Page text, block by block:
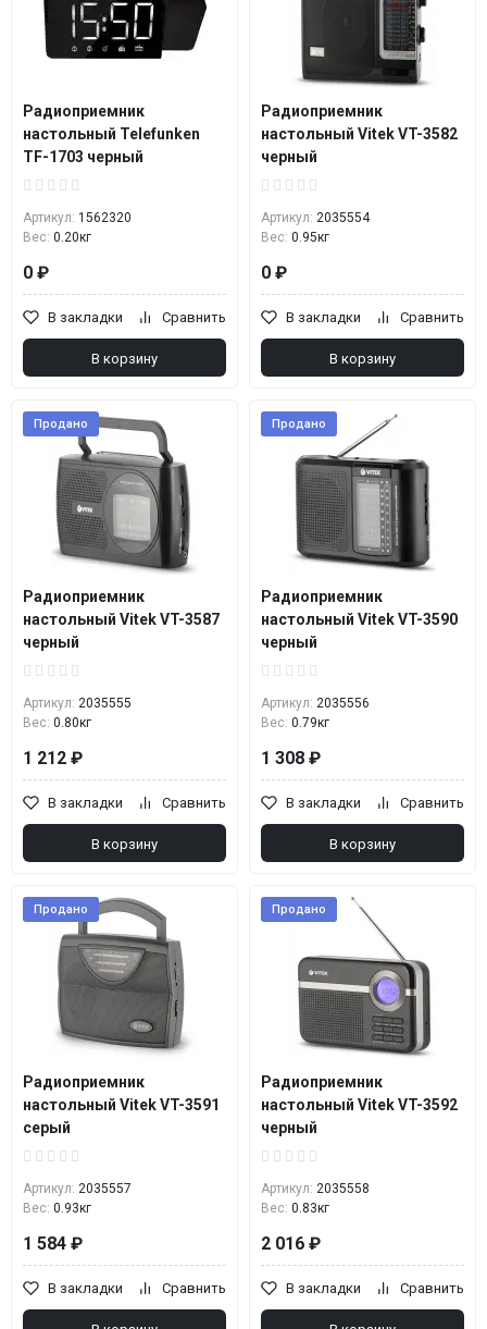
Радиоприемник
настольный Telefunken
TF-1703 черный
Артикул: 1562320
Вес: 0.20кг
0 ₽
В закладки Сравнить
В корзину
Радиоприемник
настольный Vitek VT-3582
черный
Артикул: 2035554
Вес: 0.95кг
0 ₽
В закладки Сравнить
В корзину
Продано
Радиоприемник
настольный Vitek VT-3587
черный
Артикул: 2035555
Вес: 0.80кг
1 212 ₽
В закладки Сравнить
В корзину
Продано
Радиоприемник
настольный Vitek VT-3590
черный
Артикул: 2035556
Вес: 0.79кг
1 308 ₽
В закладки Сравнить
В корзину
Продано
Радиоприемник
настольный Vitek VT-3591
серый
Артикул: 2035557
Вес: 0.93кг
1 584 ₽
В закладки Сравнить
Продано
Радиоприемник
настольный Vitek VT-3592
черный
Артикул: 2035558
Вес: 0.83кг
2 016 ₽
В закладки Сравнить